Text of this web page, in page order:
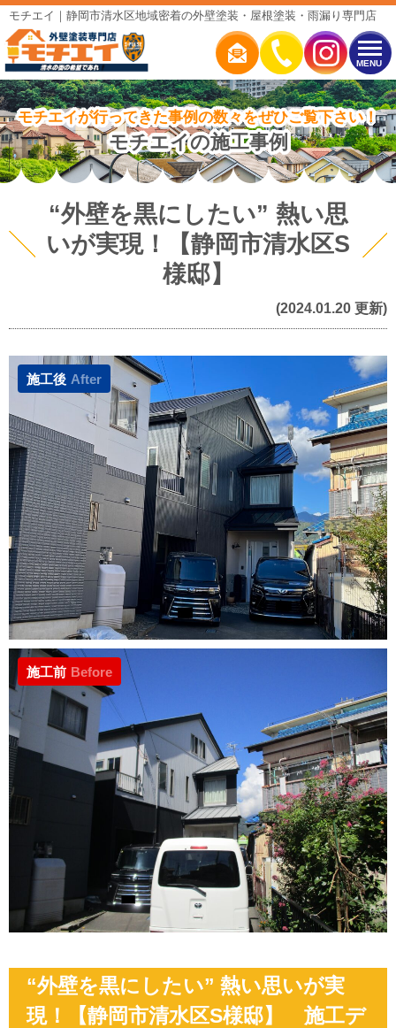
MENU
モチエイ｜静岡市清水区地域密着の外壁塗装・屋根塗装・雨漏り専門店
モチエイが行ってきた事例の数々をぜひご覧下さい！
モチエイの施工事例
“外壁を黒にしたい” 熱い思
いが実現！【静岡市清水区S
様邸】
(2024.01.20 更新)
施工後 After
施工前 Before
“外壁を黒にしたい” 熱い思いが実
現！【静岡市清水区S様邸】 施工デ